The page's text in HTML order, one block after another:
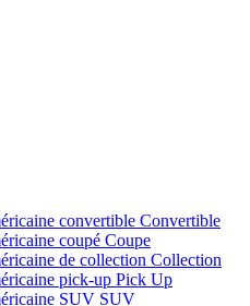
Convertible
Coupe
Collection
Pick Up
SUV